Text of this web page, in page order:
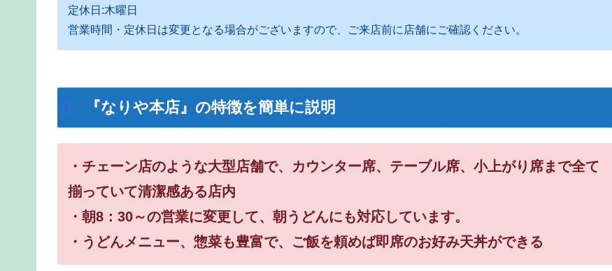
定休日:木曜日
営業時間・定休日は変更となる場合がございますので、ご来店前に店舗にご確認ください。
『なりや本店』の特徴を簡単に説明
・チェーン店のような大型店舗で、カウンター席、テーブル席、小上がり席まで全て
揃っていて清潔感ある店内
・朝8：30～の営業に変更して、朝うどんにも対応しています。
・うどんメニュー、惣菜も豊富で、ご飯を頼めば即席のお好み天丼ができる